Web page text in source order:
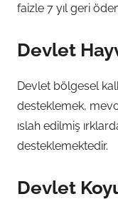
faizle 7 yıl geri
Devlet
Devlet bölgesel
desteklemek,
ıslah edilmiş
desteklemektedir.
Devlet